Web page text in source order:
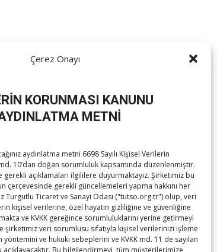
Çerez Onayı
KORUNMASI KANUNU
METNİ
aydınlatma metni 6698 Sayılı Kişisel Verilerin
10’dan doğan sorumluluk kapsamında düzenlenmiştir.
açıklamaları ilgililere duyurmaktayız. Şirketimiz bu
çerçevesinde gerekli güncellemeleri yapma hakkını her
Turgutlu Ticaret ve Sanayi Odası ("tutso.org.tr") olup, veri
kişisel verilerine, özel hayatın gizliliğine ve güvenliğine
ve KVKK gereğince sorumluluklarını yerine getirmeyi
şirketimiz veri sorumlusu sıfatıyla kişisel verilerinizi işleme
yöntemini ve hukuki sebeplerini ve KVKK md. 11 de sayılan
açıklayacaktır. Bu bilgilendirmeyi, tüm müşterilerimize,
araya geldi.​
Ticaret Borsası Ödül Töreni’ne katıldı→